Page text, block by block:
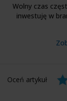
Wolny czas
inwestuję w
Oceń artykuł